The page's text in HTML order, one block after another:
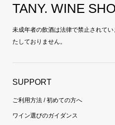
TANY. WINE
未成年者の飲酒は法律で禁止されて
たしておりません。
SUPPORT
ご利用方法 / 初めての方へ
ワイン選びのガイダンス